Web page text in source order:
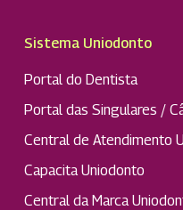
Sistema Uniodonto
Portal do Dentista
Portal das Singulares /
Central de Atendimento
Capacita Uniodonto
Central da Marca